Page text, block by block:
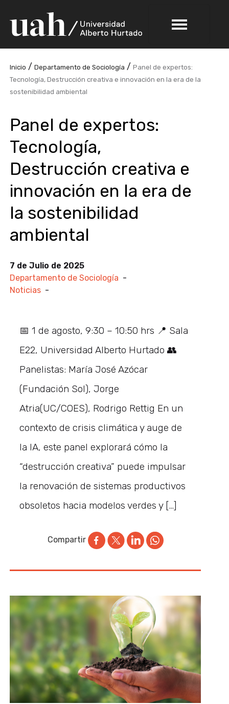
Inicio /Departamento de Sociología /Panel de expertos:
Tecnología, Destrucción creativa e innovación en la era de la
sostenibilidad ambiental
Panel de expertos:
Tecnología,
Destrucción creativa e
innovación en la era de
la sostenibilidad
ambiental
7 de Julio de 2025
Departamento de Sociología -
Noticias -
📅 1 de agosto, 9:30 – 10:50 hrs 📍 Sala
E22, Universidad Alberto Hurtado 👥
Panelistas: María José Azócar
(Fundación Sol), Jorge
Atria(UC/COES), Rodrigo Rettig En un
contexto de crisis climática y auge de
la IA, este panel explorará cómo la
“destrucción creativa” puede impulsar
la renovación de sistemas productivos
obsoletos hacia modelos verdes y […]
Compartir